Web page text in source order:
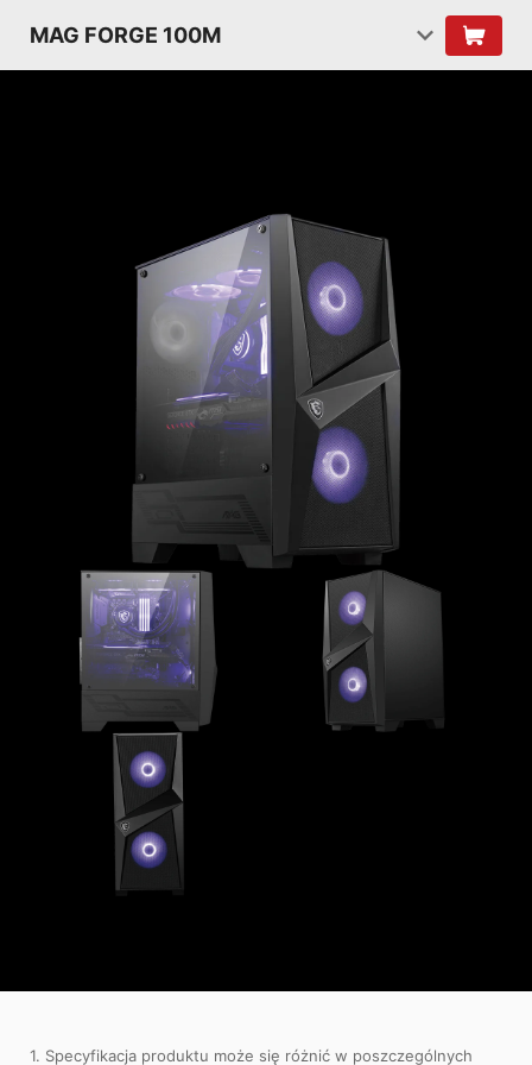
MAG FORGE 100M
1. Specyfikacja produktu może się różnić w poszczególnych